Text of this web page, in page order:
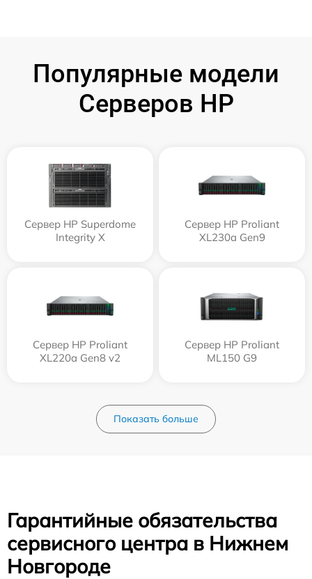
Популярные модели
Серверов HP
Сервер HP Superdome
Integrity Х
Сервер HP Proliant
XL230a Gen9
Сервер HP Proliant
XL220a Gen8 v2
Сервер HP Proliant
ML150 G9
Показать больше
Гарантийные обязательства
сервисного центра в Нижнем
Новгороде